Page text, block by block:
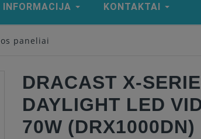
INFORMACIJA KONTAKTAI
paneliai
DRACAST X-
DAYLIGHT LED
70W (DRX1000DN)